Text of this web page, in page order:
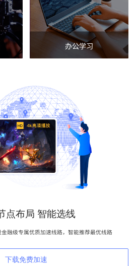
办公学习
点布局 智能选线
融级专属优质加速线路，智能推荐最优线路
下载免费加速